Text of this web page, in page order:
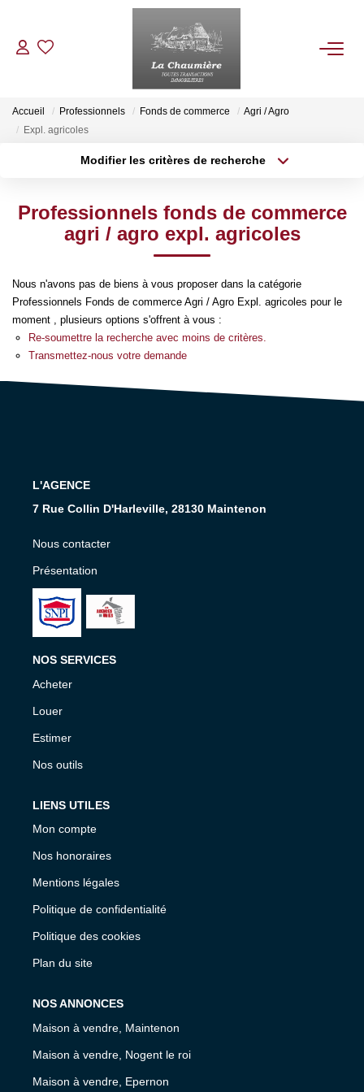
ACHETER
LOUER
ESTIMER
NOS BIENS VENDUS
NOTRE AGENCE
Qui Sommes Nous
Accueil Professionnels Fonds de commerce
Agri / Agro
Expl. agricoles
Modifier les critères de recherche
Sélectionnez...
Type de bien
Surface min
Créer une alerte
Professionnels fonds de commerce
agri / agro expl. agricoles
Nous n'avons pas de biens à vous proposer dans la catégorie
Professionnels Fonds de commerce Agri / Agro Expl. agricoles pour le
moment , plusieurs options s'offrent à vous :
Re-soumettre la recherche avec moins de critères.
Transmettez-nous votre demande
L'AGENCE
7 Rue Collin D'Harleville, 28130 Maintenon
Nous contacter
Présentation
NOS SERVICES
Acheter
Louer
Estimer
Nos outils
LIENS UTILES
Mon compte
Nos honoraires
Mentions légales
Politique de confidentialité
Politique des cookies
Plan du site
NOS ANNONCES
Maison à vendre, Maintenon
Maison à vendre, Nogent le roi
Maison à vendre, Epernon